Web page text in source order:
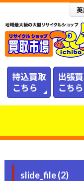
slide_file (2)